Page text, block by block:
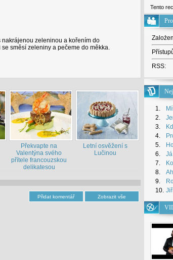
zeleninou a kořením do
směsí zeleniny a pečeme do měkka.
Překvapte na
Valentýna svého
přítele francouzskou
delikatesou
Letní osvěžení s
Lučinou
Tento
RSS:
1.
2.
3.
4.
5.
6.
7.
8.
9.
10.